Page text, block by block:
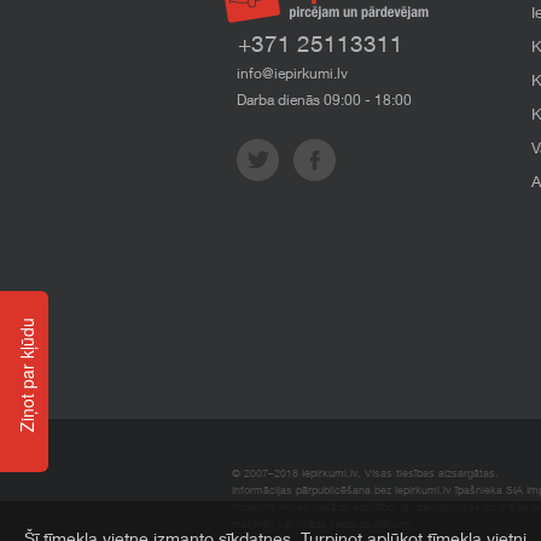
+371 25113311
info@iepirkumi.lv
Darba dienās 09:00 - 18:00
© 2007–2018 Iepirkumi.lv. Visas tiesības aizsargātas.
Informācijas pārpublicēšana bez iepirkumi.lv īpašnieka SIA
Ziņot par kļūdu